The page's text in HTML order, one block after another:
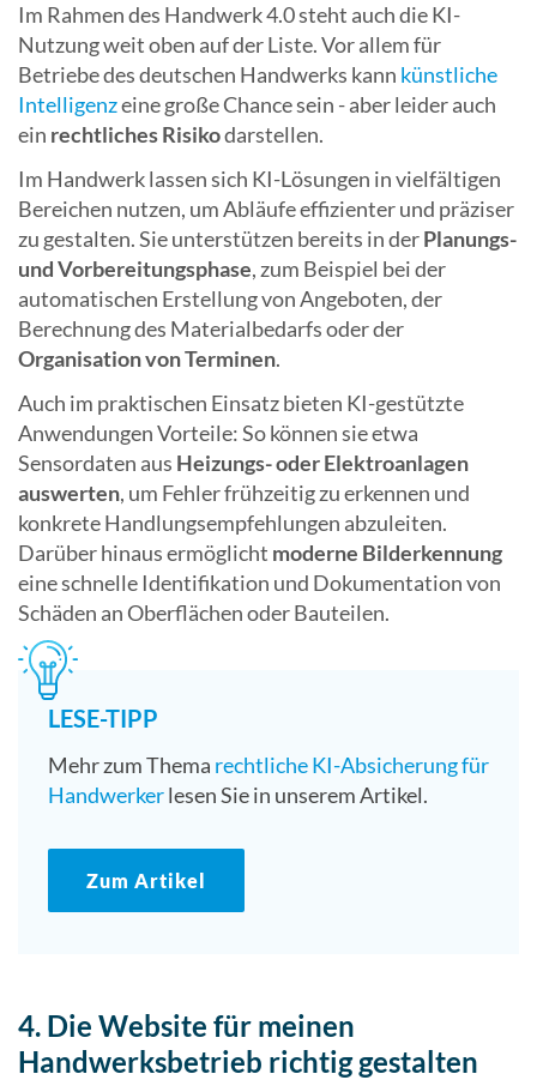
Im Rahmen des Handwerk 4.0 steht auch die KI-
Nutzung weit oben auf der Liste. Vor allem für
Betriebe des deutschen Handwerks kann künstliche
Intelligenzeine große Chance sein - aber leider auch
ein rechtliches Risikodarstellen.
Im Handwerk lassen sich KI-Lösungen in vielfältigen
Bereichen nutzen, um Abläufe effizienter und präziser
zu gestalten. Sie unterstützen bereits in derPlanungs-
und Vorbereitungsphase, zum Beispiel bei der
automatischen Erstellung von Angeboten, der
Berechnung des Materialbedarfs oder der
Organisation von Terminen.
Auch im praktischen Einsatz bieten KI-gestützte
Anwendungen Vorteile: So können sie etwa
Sensordaten aus Heizungs- oder Elektroanlagen
auswerten, um Fehler frühzeitig zu erkennen und
konkrete Handlungsempfehlungen abzuleiten.
Darüber hinaus ermöglicht moderne Bilderkennung
eine schnelle Identifikation und Dokumentation von
Schäden an Oberflächen oder Bauteilen.
LESE-TIPP
Mehr zum Thema rechtliche KI-Absicherung für
Handwerkerlesen Sie in unserem Artikel.
Zum Artikel
4. Die Website für meinen
Handwerksbetrieb richtig gestalten